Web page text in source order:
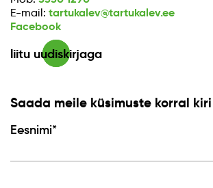
E-mail: tartukalev@tartukalev.ee
Facebook
liitu uudiskirjaga
Saada meile küsimuste korral kiri
Eesnimi*